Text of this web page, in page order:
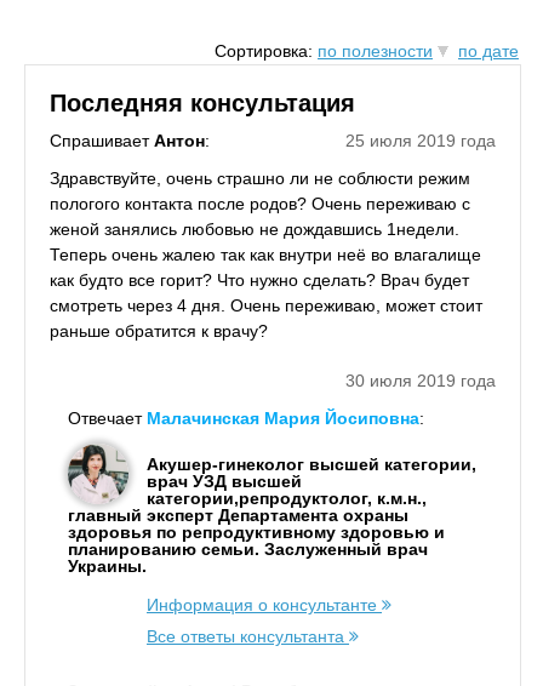
Сортировка: по полезности по дате
Последняя консультация
25 июля 2019 года
СпрашиваетАнтон:
Здравствуйте, очень страшно ли не соблюсти режим
пологого контакта после родов? Очень переживаю с
женой занялись любовью не дождавшись 1недели.
Теперь очень жалею так как внутри неё во влагалище
как будто все горит? Что нужно сделать? Врач будет
смотреть через 4 дня. Очень переживаю, может стоит
раньше обратится к врачу?
30 июля 2019 года
Отвечает Малачинская Мария Йосиповна:
Акушер-гинеколог высшей категории,
врач УЗД высшей
категории,репродуктолог, к.м.н.,
главный эксперт Департамента охраны
здоровья по репродуктивному здоровью и
планированию семьи. Заслуженный врач
Украины.
Информация о консультанте
Все ответы консультанта